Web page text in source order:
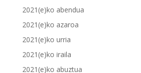
2021(e)ko abendua
2021(e)ko azaroa
2021(e)ko urria
2021(e)ko iraila
2021(e)ko abuztua